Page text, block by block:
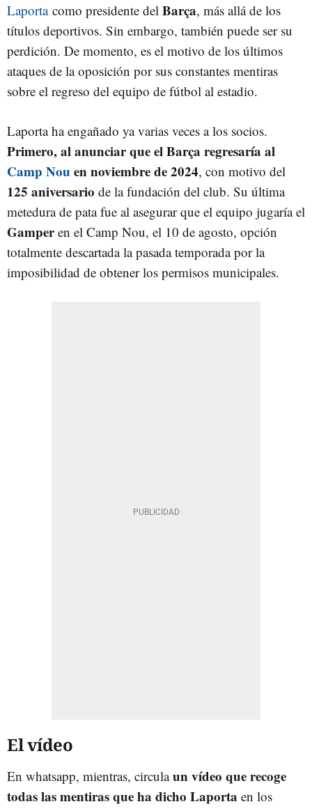
Laportacomo presidente del Barça, más allá de los
títulos deportivos. Sin embargo, también puede ser su
perdición. De momento, es el motivo de los últimos
ataques de la oposición por sus constantes mentiras
sobre el regreso del equipo de fútbol al estadio.
Laporta ha engañado ya varias veces a los socios.
Primero, al anunciar que el Barça regresaría al
Camp Nou en noviembre de 2024, con motivo del
125 aniversario de la fundación del club. Su última
metedura de pata fue al asegurar que el equipo jugaría el
Gamperen el Camp Nou, el 10 de agosto, opción
totalmente descartada la pasada temporada por la
imposibilidad de obtener los permisos municipales.
El vídeo
En whatsapp, mientras, circulaun vídeo que recoge
todas las mentiras que ha dicho Laporta en los